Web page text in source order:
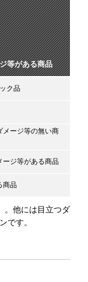
等がある商品
ク品
メージ等の無い商
ージ等がある商品
商品
。他には目立つダ
です。